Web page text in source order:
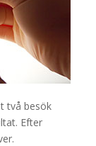
två besök
Efter